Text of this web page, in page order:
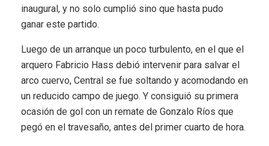
inaugural, y no solo cumplió sino que hasta pudo
ganar este partido.
Luego de un arranque un poco turbulento, en el que el
arquero Fabricio Hass debió intervenir para salvar el
arco cuervo, Central se fue soltando y acomodando en
un reducido campo de juego. Y consiguió su primera
ocasión de gol con un remate de Gonzalo Ríos que
pegó en el travesaño, antes del primer cuarto de hora.